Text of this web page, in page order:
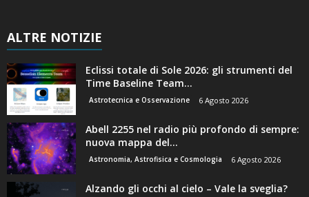
ALTRE NOTIZIE
Eclissi totale di Sole 2026: gli strumenti del
Time Baseline Team...
Astrotecnica e Osservazione 6 Agosto 2026
Abell 2255 nel radio più profondo di sempre:
nuova mappa del...
Astronomia, Astrofisica e Cosmologia 6 Agosto 2026
Alzando gli occhi al cielo – Vale la sveglia?